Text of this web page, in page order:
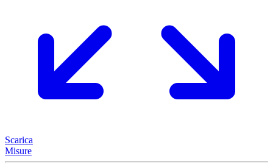
Scarica
Misure